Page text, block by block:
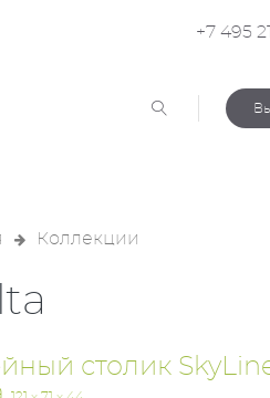
+7 495
Коллекции
столик